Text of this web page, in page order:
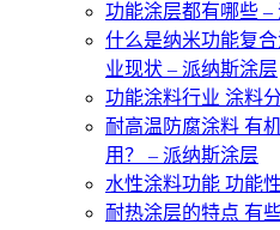
功能涂层都有哪些 –
什么是纳米功能复
业现状 – 派纳斯涂层
功能涂料行业 涂料
耐高温防腐涂料 有
用？ – 派纳斯涂层
水性涂料功能 功能
耐热涂层的特点 有